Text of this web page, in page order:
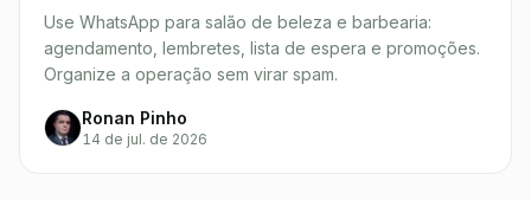
Use WhatsApp para salão de beleza e barbearia:
agendamento, lembretes, lista de espera e promoções.
Organize a operação sem virar spam.
Ronan Pinho
14 de jul. de 2026